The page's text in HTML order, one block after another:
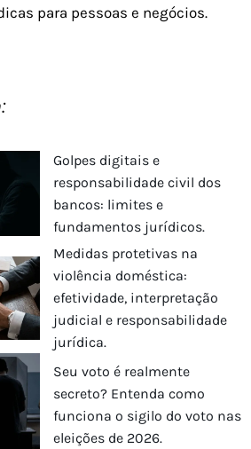
para pessoas e negócios.
Golpes digitais e
responsabilidade civil dos
bancos: limites e
fundamentos jurídicos.
Medidas protetivas na
violência doméstica:
efetividade, interpretação
judicial e responsabilidade
jurídica.
Seu voto é realmente
secreto? Entenda como
funciona o sigilo do voto nas
eleições de 2026.